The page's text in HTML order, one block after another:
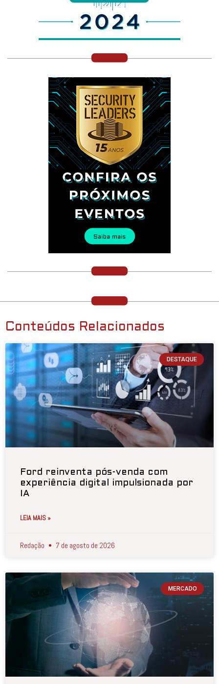
Conteúdos Relacionados
DESTAQUE
Ford reinventa pós-venda com
experiência digital impulsionada por
IA
LEIA MAIS »
Redação 7 de agosto de 2026
MERCADO